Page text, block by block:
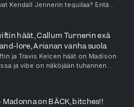
Kendall Jennerin tequilaa? Entä
oma keikka meni? Se ja moni muu
häät, Callum Turnerin exä
lore, Arianan vanha suola
ja Travis Kelcen häät on Madison
ja vibe on näköjään tuhannen
prinsessalinnassa? Taylorin häät
on BÄCK, bitches!!